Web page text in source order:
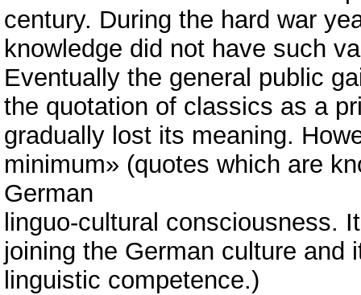
century. During the hard war
knowledge did not have such
Eventually the general public
the quotation of classics as a
gradually lost its meaning.
minimum» (quotes which are
German
linguo-cultural consciousness.
joining the German culture and
linguistic competence.)